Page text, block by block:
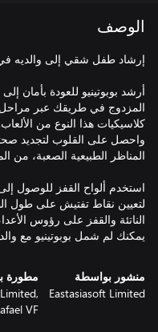
الوصف
أرشد بوبوتينيو للعودة بأمان
المزدوج في طريقك عبر مراحل
كلاسيكيات هذا النوع من
استخدم ألواح القفز للوصول
لتعيين نقاط تفتيش على طول
الناتئة والقفز على رؤوس
يمكنك لم شمل بوبوتينيو مع
منشور بواسطة
Eastasiasoft Limited
مطورة
VF